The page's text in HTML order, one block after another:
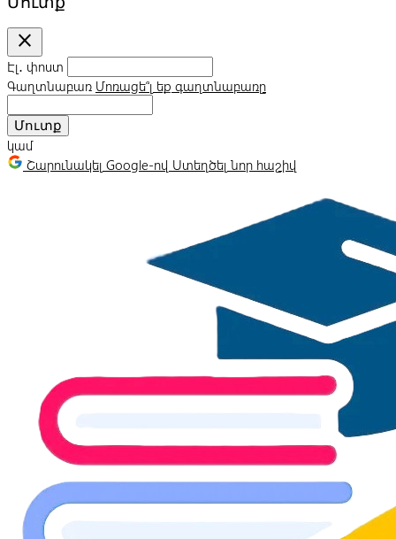
close
Էլ․ փոստ
Գաղտնաբառ Մոռացե՞լ եք գաղտնաբառը
Մուտք
կամ
Շարունակել Google-ով Ստեղծել նոր հաշիվ